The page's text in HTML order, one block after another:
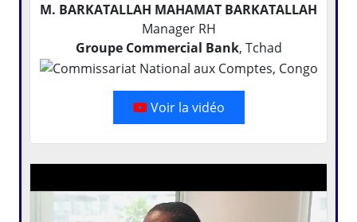
M. BARKATALLAH MAHAMAT BARKATALLAH
Manager RH
Groupe Commercial Bank, Tchad
Voir la vidéo